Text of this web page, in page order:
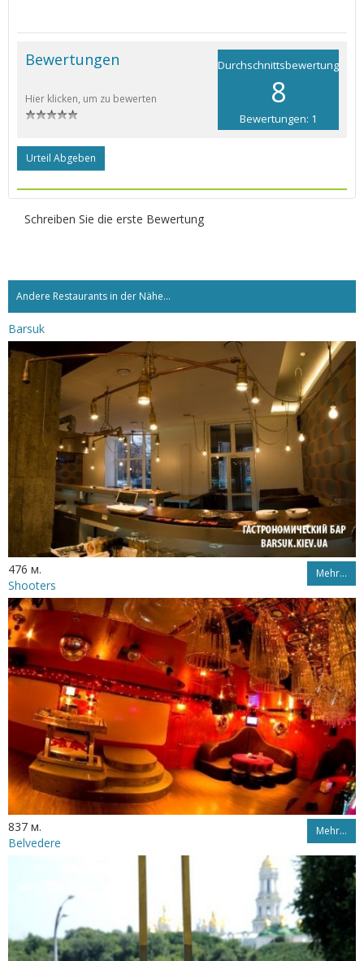
Durchschnittsbewertung
8
Bewertungen: 1
Bewertungen
Hier klicken, um zu bewerten
Urteil Abgeben
Schreiben Sie die erste Bewertung
Andere Restaurants in der Nähe...
Barsuk
476 м. Mehr…
Shooters
837 м. Mehr…
Belvedere